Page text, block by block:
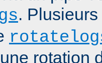
.
rotation